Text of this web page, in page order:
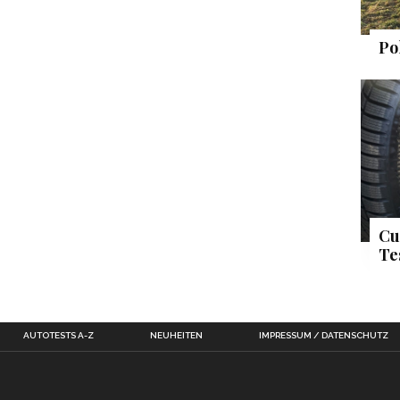
AUTOTESTS A-Z NEUHEITEN IMPRESSUM / DATENSCHUTZ